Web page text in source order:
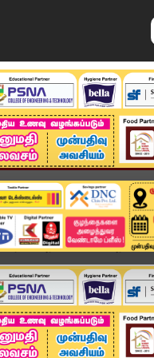
சினிமா
அரசியலா? ...... அரசிய...